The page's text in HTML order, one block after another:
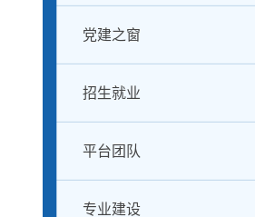
党建之窗
招生就业
平台团队
专业建设